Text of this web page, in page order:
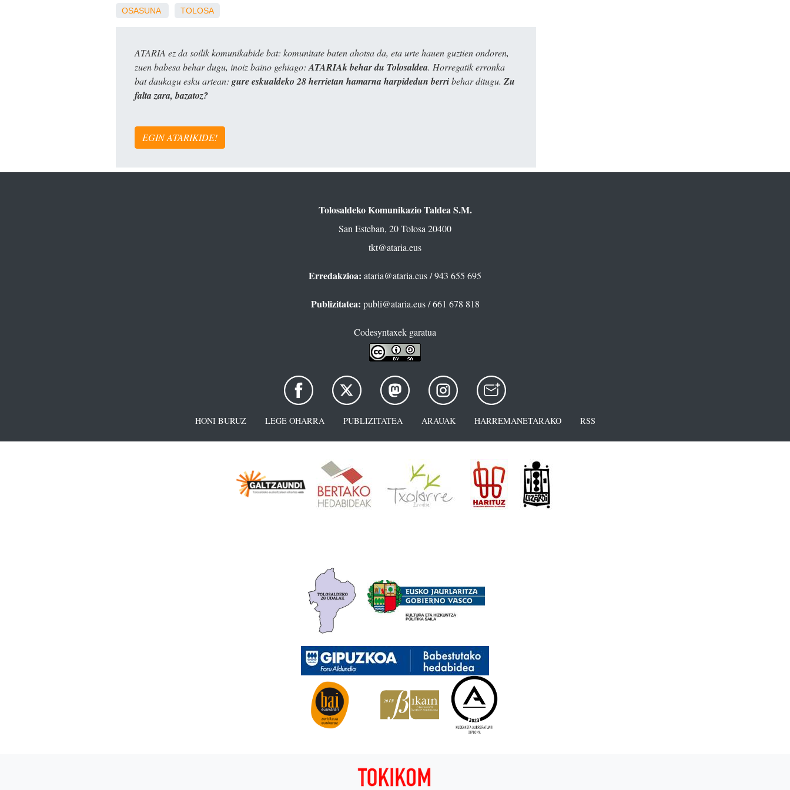
OSASUNA TOLOSA
ATARIA ez da soilik komunikabide bat: komunitate baten ahotsa da, eta urte hauen guztien ondoren,
zuen babesa behar dugu, inoiz baino gehiago: ATARIAk behar du Tolosaldea. Horregatik erronka
bat daukagu esku artean: gure eskualdeko 28 herrietan hamarna harpidedun berribehar ditugu. Zu
falta zara, bazatoz?
EGIN ATARIKIDE!
Tolosaldeko Komunikazio Taldea S.M.
San Esteban, 20 Tolosa 20400
tkt@ataria.eus
Erredakzioa: ataria@ataria.eus/ 943 655 695
Publizitatea: publi@ataria.eus/ 661 678 818
Codesyntaxek garatua
HONI BURUZ LEGE OHARRA PUBLIZITATEA ARAUAK HARREMANETARAKO RSS